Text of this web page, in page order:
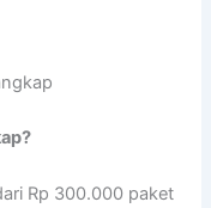
Rp 300.000 paket